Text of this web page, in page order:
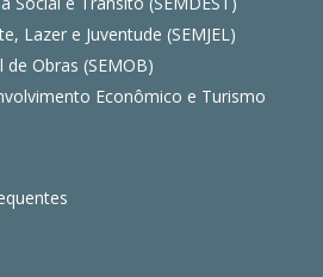
Lazer e Juventude (SEMJEL)
Obras (SEMOB)
Econômico e Turismo